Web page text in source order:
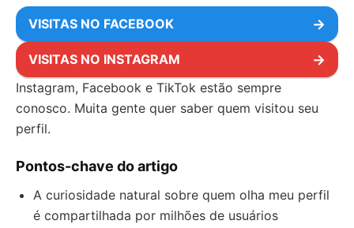
VISITAS NO FACEBOOK →
VISITAS NO INSTAGRAM →
Instagram, Facebook e TikTok estão sempre
conosco. Muita gente quer saber quem visitou seu
perfil.
Pontos-chave do artigo
A curiosidade natural sobre quem olha meu perfil
é compartilhada por milhões de usuários